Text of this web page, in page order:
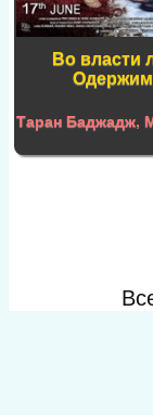
Во власти
Таран Баджадж,